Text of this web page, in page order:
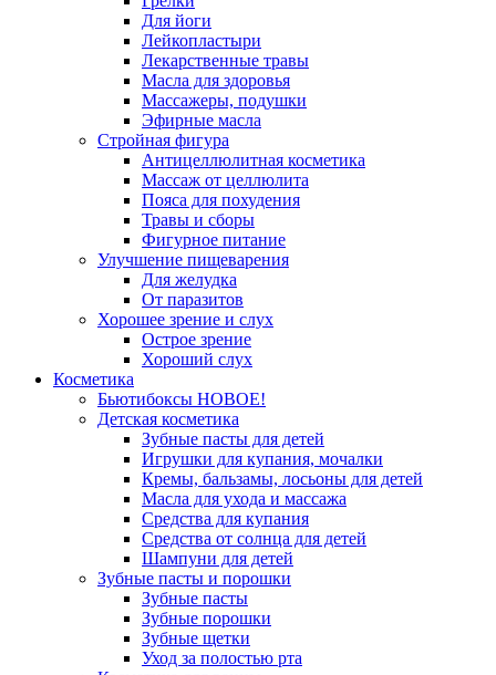
Для йоги
Лейкопластыри
Лекарственные травы
Масла для здоровья
Массажеры, подушки
Эфирные масла
Стройная фигура
Антицеллюлитная косметика
Массаж от целлюлита
Пояса для похудения
Травы и сборы
Фигурное питание
Улучшение пищеварения
Для желудка
От паразитов
Хорошее зрение и слух
Острое зрение
Хороший слух
Косметика
Бьютибоксы НОВОЕ!
Детская косметика
Зубные пасты для детей
Игрушки для купания, мочалки
Кремы, бальзамы, лосьоны для детей
Масла для ухода и массажа
Средства для купания
Средства от солнца для детей
Шампуни для детей
Зубные пасты и порошки
Зубные пасты
Зубные порошки
Зубные щетки
Уход за полостью рта